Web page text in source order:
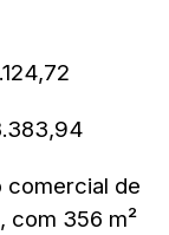
comercial de
com 356 m²